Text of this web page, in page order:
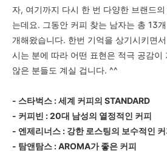
자, 여기까지 다시 한 번 다양한 브랜드
는데요. 그동안 커피 찾는 남자는 총 13
개해왔습니다. 한번 기억을 상기시키면
시는 분에 따라 어떤 표현은 적극 공감이
않은 분들도 계실 겁니다. ^^
- 스타벅스 : 세계 커피의 STANDARD
- 커피빈 : 20대 남성의 열정적인 커피
- 엔제리너스 : 강한 로스팅의 보수적인
- 탐앤탐스 : AROMA가 좋은 커피